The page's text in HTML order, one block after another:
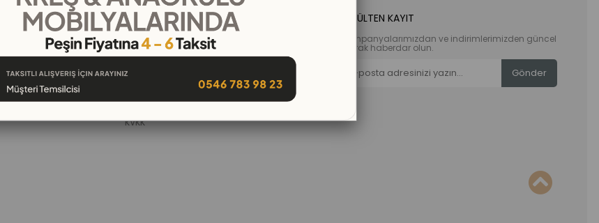
KURUMSAL
Hakkımızda
İletişim
Banka Hesap Numaraları
Gizlilik ve Güvenlik
Garanti ve İade
KVKK
E-BÜLTEN KAYIT
Kampanyalarımızdan ve indirimlerimizden güncel
olarak haberdar olun.
Gönder